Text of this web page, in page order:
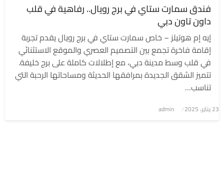
فندق سمارت ستاي في برج رويال.. رفاهية في قلب
داون تاون دبي
إيه إم هوتيلز – خاص سمارت ستاي في برج رويال يقدم تجربة
إقامة فاخرة تجمع بين التصميم العصري والموقع الاستثنائي
في قلب وسط مدينة دبي، مع إطلالات كاملة على برج خليفة.
تتميز الشقق الجديدة بمرافقها الحديثة ومساحاتها الرحبة التي
تناسب…
نُشر
23 يناير، 2025 admin